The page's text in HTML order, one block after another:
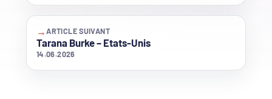
→ARTICLE SUIVANT
Tarana Burke – Etats-Unis
14.06.2026